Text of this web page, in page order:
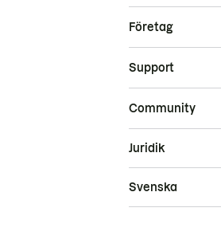
Företag
Support
Community
Juridik
Svenska